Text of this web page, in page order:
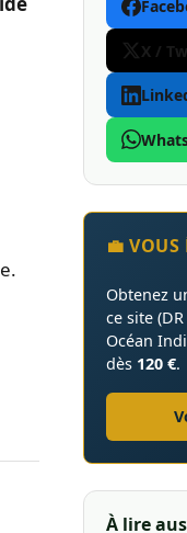
X /
💼 VOUS
Obtenez
ce site
Océan
dès 120 €.
À lire